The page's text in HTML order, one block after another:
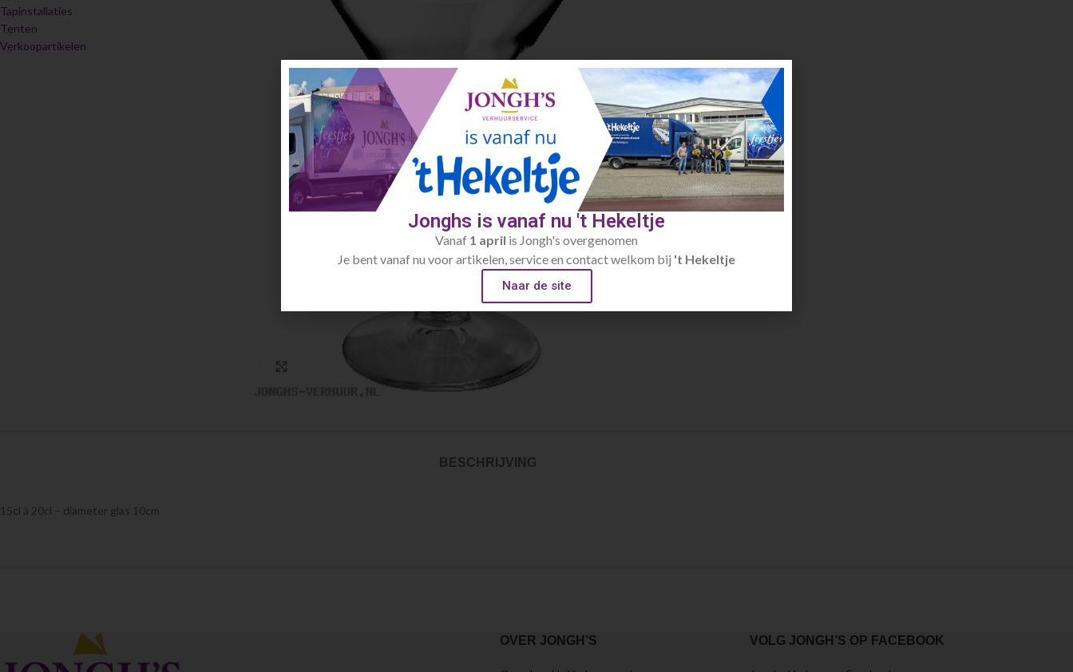
Tapinstallaties
Tenten
Verkoopartikelen
Click to enlarge
BESCHRIJVING
15cl à 20cl – diameter glas 10cm
OVER JONGH’S VOLG JONGH’S OP FACEBOOK
Jonghs is vanaf nu 't Hekeltje
Vanaf 1 april is Jongh's overgenomen
Je bent vanaf nu voor artikelen, service en contact welkom bij 't Hekeltje
Naar de site